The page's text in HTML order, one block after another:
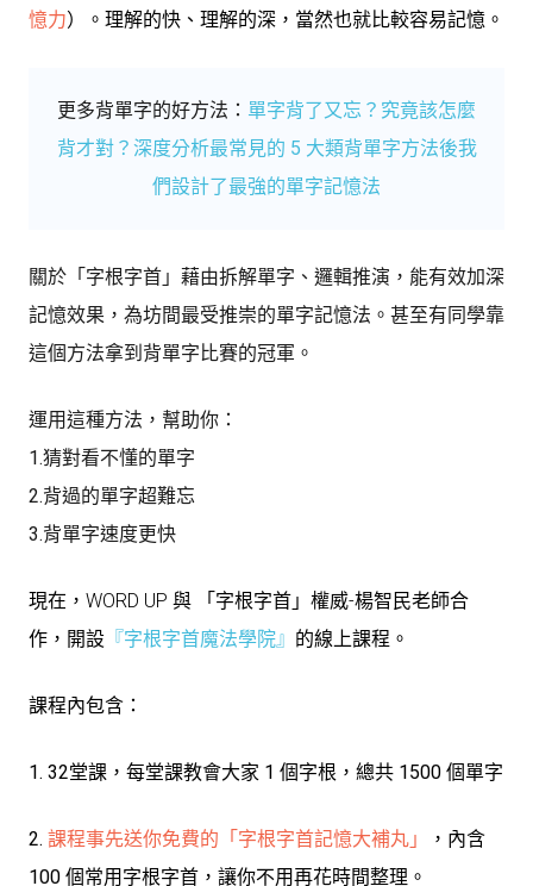
憶力） 。理解的快、理解的深，當然也就比較容易記憶。
更多背單字的好方法： 單字背了又忘？究竟該怎麼
背才對？深度分析最常見的 5 大類背單字方法後我
們設計了最強的單字記憶法
關於「字根字首」藉由拆解單字、邏輯推演，能有效加深
記憶效果，為坊間最受推崇的單字記憶法。甚至有同學靠
這個方法拿到背單字比賽的冠軍。
運用這種方法，幫助你：
1.猜對看不懂的單字
2.背過的單字超難忘
3.背單字速度更快
現在，WORD UP 與 「字根字首」權威-楊智民老師合
作，開設 『字根字首魔法學院』 的線上課程。
課程內包含：
1. 32堂課，每堂課教會大家 1 個字根，總共 1500 個單字
2. 課程事先送你免費的「字根字首記憶大補丸」
，內含
100 個常用字根字首，讓你不用再花時間整理。